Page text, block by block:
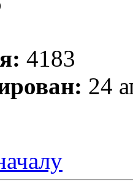
4183
24